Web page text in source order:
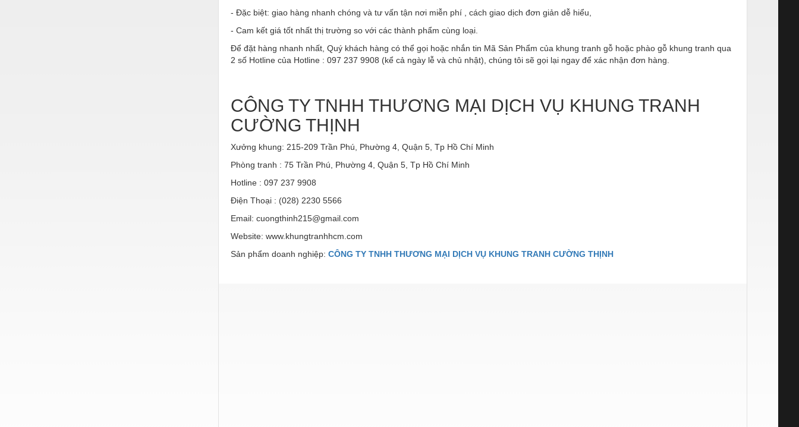
- Đặc biệt: giao hàng nhanh chóng và tư vấn tận nơi miễn phí , cách giao dịch đơn giản dễ hiểu,
- Cam kết giá tốt nhất thị trường so với các thành phẩm cùng loại.
Để đặt hàng nhanh nhất, Quý khách hàng có thể gọi hoặc nhắn tin Mã Sản Phẩm của khung tranh gỗ hoặc phào gỗ khung tranh qua
2 số Hotline của Hotline : 097 237 9908 (kể cả ngày lễ và chủ nhật), chúng tôi sẽ gọi lại ngay để xác nhận đơn hàng.
CÔNG TY TNHH THƯƠNG MẠI DỊCH VỤ KHUNG TRANH
CƯỜNG THỊNH
Xưởng khung: 215-209 Trần Phú, Phường 4, Quận 5, Tp Hồ Chí Minh
Phòng tranh : 75 Trần Phú, Phường 4, Quận 5, Tp Hồ Chí Minh
Hotline : 097 237 9908
Điện Thoại : (028) 2230 5566
Email: cuongthinh215@gmail.com
Website: www.khungtranhhcm.com
Sản phẩm doanh nghiệp: CÔNG TY TNHH THƯƠNG MẠI DỊCH VỤ KHUNG TRANH CƯỜNG THỊNH